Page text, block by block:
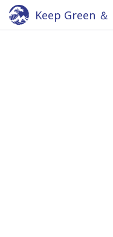
Keep Green